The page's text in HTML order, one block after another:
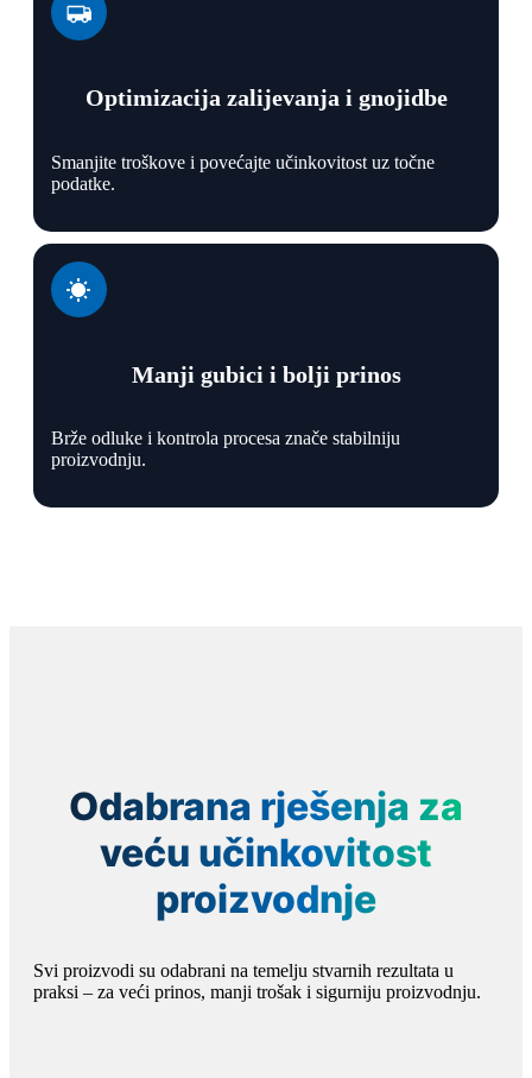
Optimizacija zalijevanja i gnojidbe
Smanjite troškove i povećajte učinkovitost uz točne
podatke.
Manji gubici i bolji prinos
Brže odluke i kontrola procesa znače stabilniju
proizvodnju.
Odabrana rješenja za
veću učinkovitost
proizvodnje
Svi proizvodi su odabrani na temelju stvarnih rezultata u
praksi – za veći prinos, manji trošak i sigurniju proizvodnju.